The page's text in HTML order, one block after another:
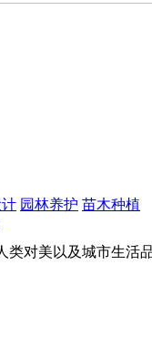
园林养护 苗木种植
对美以及城市生